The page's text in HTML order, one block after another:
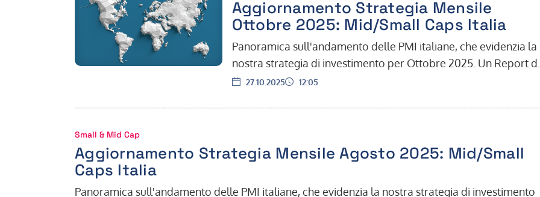
Aggiornamento Strategia Mensile
Ottobre 2025: Mid/Small Caps Italia
Panoramica sull'andamento delle PMI italiane, che evidenzia la
nostra strategia di investimento per Ottobre 2025. Un Report di
aggiornamento dall'Uffi…
Data:
27.10.2025 Ora:
12:05
Small & Mid Cap
Aggiornamento Strategia Mensile Agosto 2025: Mid/Small
Caps Italia
Panoramica sull'andamento delle PMI italiane, che evidenzia la nostra strategia di investimento